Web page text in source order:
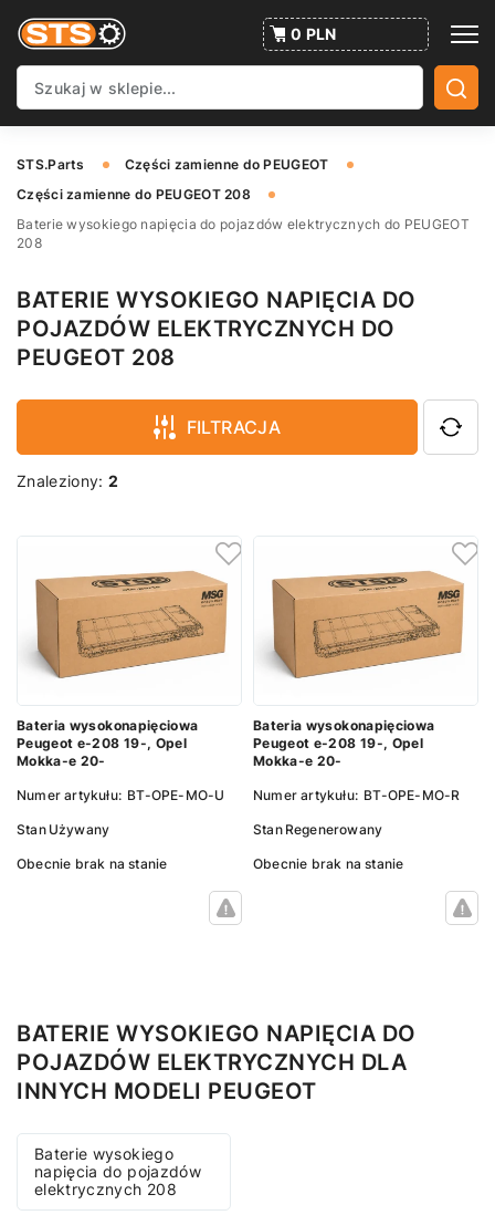
0 PLN
STS.Parts
Części zamienne do PEUGEOT
Części zamienne do PEUGEOT 208
Baterie wysokiego napięcia do pojazdów elektrycznych do PEUGEOT
208
BATERIE WYSOKIEGO NAPIĘCIA DO
POJAZDÓW ELEKTRYCZNYCH DO
PEUGEOT 208
FILTRACJA
Znaleziony:2
Bateria wysokonapięciowa
Peugeot e-208 19-, Opel
Mokka-e 20-
Numer artykułu: BT-OPE-MO-U
Stan Używany
Obecnie brak na stanie
Bateria wysokonapięciowa
Peugeot e-208 19-, Opel
Mokka-e 20-
Numer artykułu: BT-OPE-MO-R
Stan Regenerowany
Obecnie brak na stanie
BATERIE WYSOKIEGO NAPIĘCIA DO
POJAZDÓW ELEKTRYCZNYCH DLA
INNYCH MODELI PEUGEOT
Baterie wysokiego
napięcia do pojazdów
elektrycznych 208